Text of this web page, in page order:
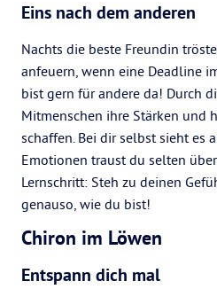
Eins nach dem anderen
Nachts die beste Freundin
anfeuern, wenn eine Deadline
bist gern für andere da! Durch
Mitmenschen ihre Stärken und
schaffen. Bei dir selbst sieht es
Emotionen traust du selten
Lernschritt: Steh zu deinen
genauso, wie du bist!
Chiron im Löwen
Entspann dich mal